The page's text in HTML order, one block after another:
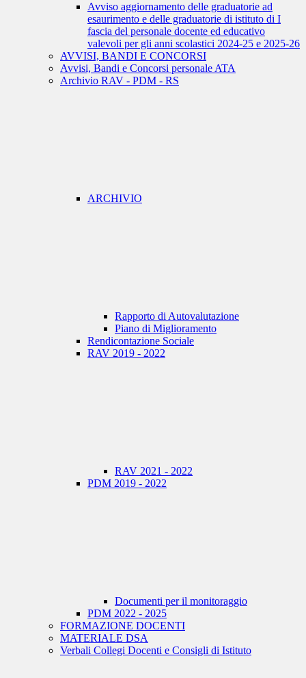
Avviso aggiornamento delle graduatorie ad
esaurimento e delle graduatorie di istituto di I
fascia del personale docente ed educativo
valevoli per gli anni scolastici 2024-25 e 2025-26
AVVISI, BANDI E CONCORSI
Avvisi, Bandi e Concorsi personale ATA
Archivio RAV - PDM - RS
ARCHIVIO
Rapporto di Autovalutazione
Piano di Miglioramento
Rendicontazione Sociale
RAV 2019 - 2022
RAV 2021 - 2022
PDM 2019 - 2022
Documenti per il monitoraggio
PDM 2022 - 2025
FORMAZIONE DOCENTI
MATERIALE DSA
Verbali Collegi Docenti e Consigli di Istituto